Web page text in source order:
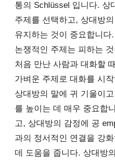
통의 Schlüssel 입니다. 상
주제를 선택하고, 상대방
유지하는 것이 중요합니
논쟁적인 주제는 피하는
처음 만난 사람과 대화할
가벼운 주제로 대화를 시
상대방의 말에 귀 기울이
를 높이는 데 매우 중요합
고, 상대방의 감정에 공
과의 정서적인 연결을 강
데 도움을 줍니다. 상대방